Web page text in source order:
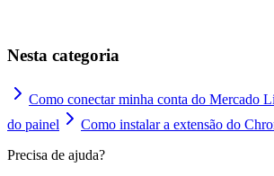
Nesta categoria
Como conectar minha conta do Mercado
do painel
Como instalar a extensão do
Precisa de ajuda?